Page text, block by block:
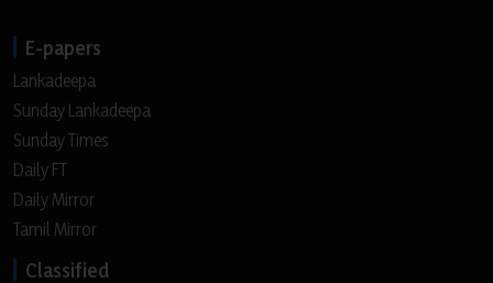
E-papers
Lankadeepa
Sunday Lankadeepa
Sunday Times
Daily FT
Daily Mirror
Tamil Mirror
Classified